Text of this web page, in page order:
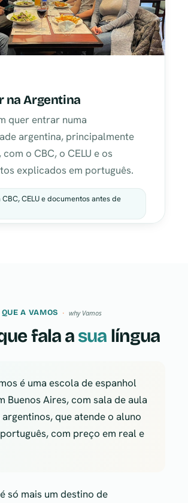
na Argentina
quer entrar numa
argentina, principalmente
o CBC, o CELU e os
explicados em português.
CBC, CELU e documentos antes de
QUE A VAMOS why Vamos
fala asua língua
é uma escola de espanhol
Buenos Aires, com sala de aula
que atende o aluno
com preço em real e
só mais um destino de